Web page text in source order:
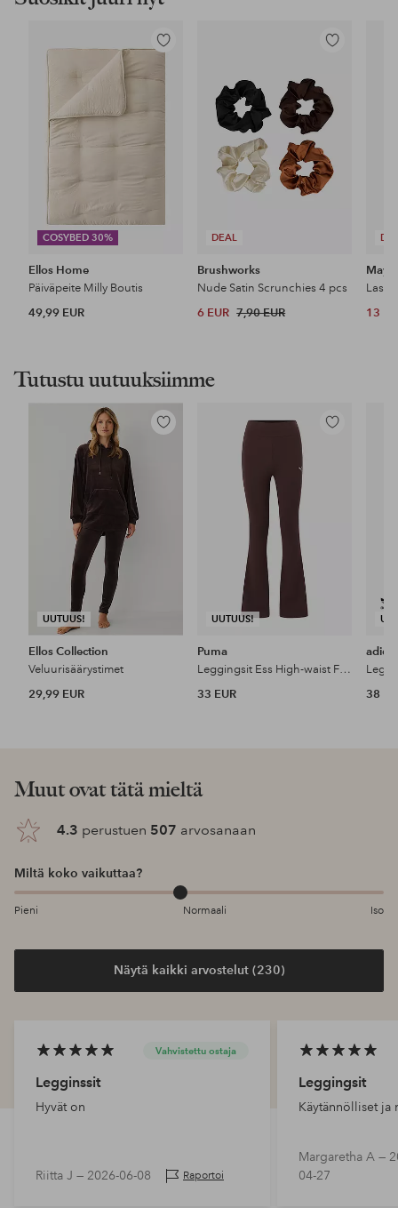
COSYBED 30%
Lisää
Ellos Home
Päiväpeite Milly Boutis
49,99 EUR
DEAL
Lisää
Brushworks
Nude Satin Scrunchies 4 pcs
6 EUR 7,90 EUR 13
Tutustu uutuuksiimme
UUTUUS!
Lisää
Ellos Collection
Veluurisäärystimet
29,99 EUR
UUTUUS!
Lisää
Puma
Leggingsit Ess High-waist Flared Leggings
33 EUR
38
Muut ovat tätä mieltä
4.3 perustuen 507 arvosanaan
Miltä koko vaikuttaa?
Pieni Normaali Iso
Näytä kaikki arvostelut (230)
Vahvistettu ostaja
Legginssit
Hyvät on
Riitta J — 2026-06-08 Raportoi
Leggingsit
Käytännölliset ja
Margaretha A —
04-27